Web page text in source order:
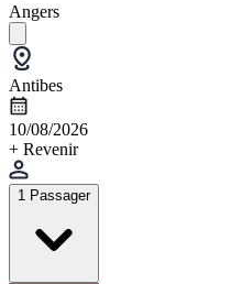
Angers
Antibes
10/08/2026
+ Revenir
1 Passager